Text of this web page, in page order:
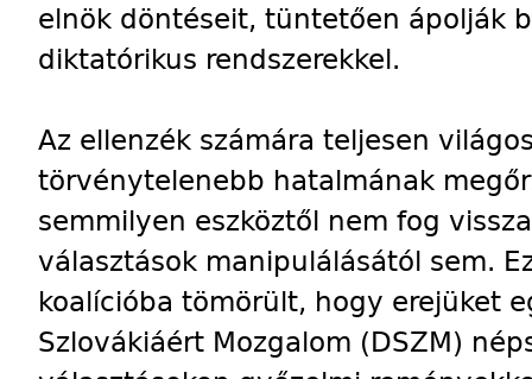
elnök döntéseit, tüntetően ápolják
diktatórikus rendszerekkel.
Az ellenzék számára teljesen
törvénytelenebb hatalmának
semmilyen eszköztől nem fog
választások manipulálásától sem.
koalícióba tömörült, hogy erejüket
Szlovákiáért Mozgalom (DSZM)